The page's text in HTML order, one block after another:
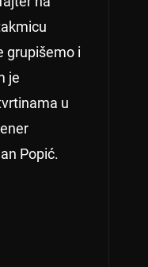
grupišemo i
je
u
Popić.